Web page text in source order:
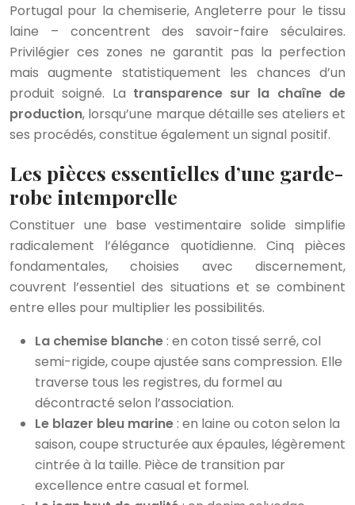
Portugal pour la chemiserie, Angleterre pour le tissu
laine – concentrent des savoir-faire séculaires.
Privilégier ces zones ne garantit pas la perfection
mais augmente statistiquement les chances d’un
produit soigné. La transparence sur la chaîne de
production, lorsqu’une marque détaille ses ateliers et
ses procédés, constitue également un signal positif.
Les pièces essentielles d’une garde-
robe intemporelle
Constituer une base vestimentaire solide simplifie
radicalement l’élégance quotidienne. Cinq pièces
fondamentales, choisies avec discernement,
couvrent l’essentiel des situations et se combinent
entre elles pour multiplier les possibilités.
La chemise blanche: en coton tissé serré, col
semi-rigide, coupe ajustée sans compression. Elle
traverse tous les registres, du formel au
décontracté selon l’association.
Le blazer bleu marine: en laine ou coton selon la
saison, coupe structurée aux épaules, légèrement
cintrée à la taille. Pièce de transition par
excellence entre casual et formel.